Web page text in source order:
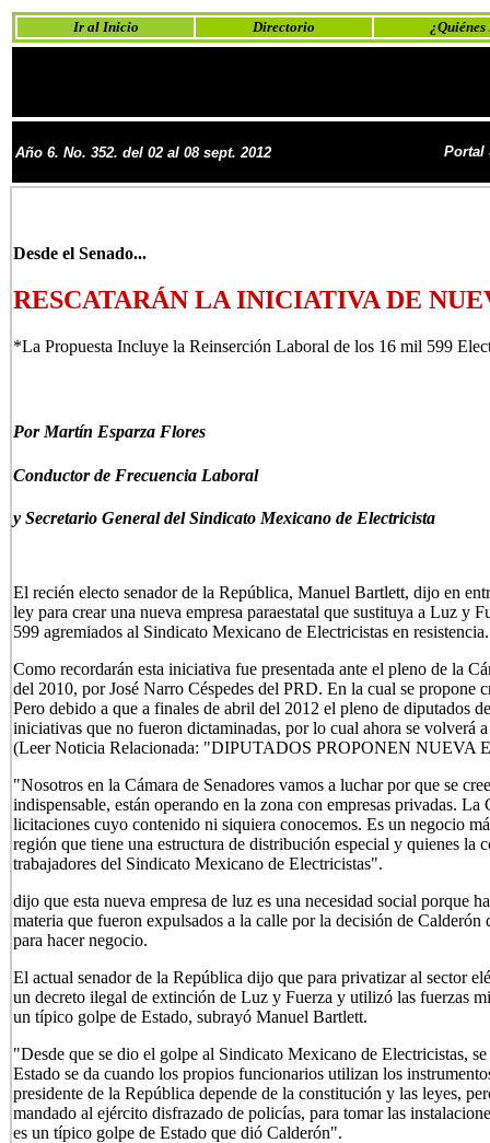
Ir al Inicio Directorio ¿Quiénes
Año 6. No. 352. del 02 al 08 sept. 2012 Portal
Desde el Senado...
RESCATARÁN LA INICIATIVA DE
*La Propuesta Incluye la Reinserción Laboral de los 16 mil 599
Por Martín Esparza Flores
Conductor de Frecuencia Laboral
y Secretario General del Sindicato Mexicano de Electricista
El recién electo senador de la República, Manuel Bartlett, dijo en
ley para crear una nueva empresa paraestatal que sustituya a Luz y
599 agremiados al Sindicato Mexicano de Electricistas en resistencia.
Como recordarán esta iniciativa fue presentada ante el pleno de la
del 2010, por José Narro Céspedes del PRD. En la cual se propone
Pero debido a que a finales de abril del 2012 el pleno de diputados
iniciativas que no fueron dictaminadas, por lo cual ahora se volverá
(Leer Noticia Relacionada: "DIPUTADOS PROPONEN NUEVA
"Nosotros en la Cámara de Senadores vamos a luchar por que se
indispensable, están operando en la zona con empresas privadas.
licitaciones cuyo contenido ni siquiera conocemos. Es un negocio
región que tiene una estructura de distribución especial y quienes la
trabajadores del Sindicato Mexicano de Electricistas".
dijo que esta nueva empresa de luz es una necesidad social porque
materia que fueron expulsados a la calle por la decisión de Calderón
para hacer negocio.
El actual senador de la República dijo que para privatizar al sector
un decreto ilegal de extinción de Luz y Fuerza y utilizó las fuerzas
un típico golpe de Estado, subrayó Manuel Bartlett.
"Desde que se dio el golpe al Sindicato Mexicano de Electricistas,
Estado se da cuando los propios funcionarios utilizan los
presidente de la República depende de la constitución y las leyes,
mandado al ejército disfrazado de policías, para tomar las
es un típico golpe de Estado que dió Calderón".